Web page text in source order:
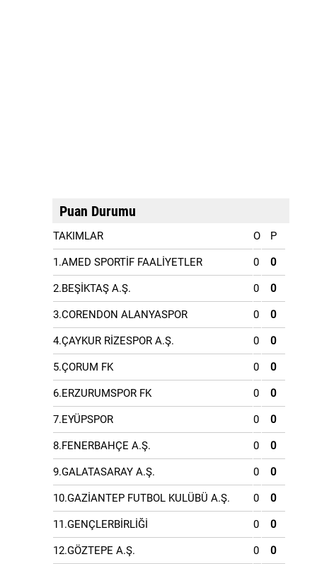
Puan Durumu
TAKIMLAR O P
1.AMED SPORTİF FAALİYETLER 0 0
2.BEŞİKTAŞ A.Ş. 0 0
3.CORENDON ALANYASPOR 0 0
4.ÇAYKUR RİZESPOR A.Ş. 0 0
5.ÇORUM FK 0 0
6.ERZURUMSPOR FK 0 0
7.EYÜPSPOR 0 0
8.FENERBAHÇE A.Ş. 0 0
9.GALATASARAY A.Ş. 0 0
10.GAZİANTEP FUTBOL KULÜBÜ A.Ş. 0 0
11.GENÇLERBİRLİĞİ 0 0
12.GÖZTEPE A.Ş. 0 0